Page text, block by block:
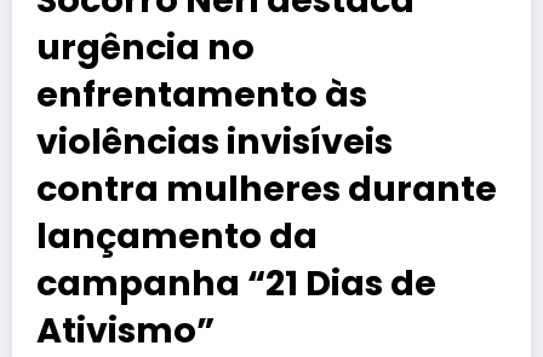
urgência no
enfrentamento às
violências invisíveis
contra mulheres durante
lançamento da
campanha “21 Dias de
Ativismo”